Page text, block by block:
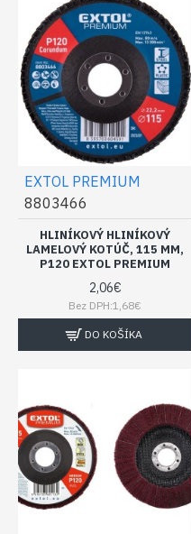
EXTOL PREMIUM
8803466
HLINÍKOVÝ HLINÍKOVÝ
LAMELOVÝ KOTÚČ, 115 MM,
P120 EXTOL PREMIUM
2,06€
Bez DPH:1,68€
DO KOŠÍKA